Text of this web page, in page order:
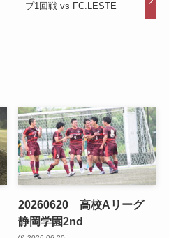
プ1回戦 vs FC.LESTE
20260620 高校Aリーグ
静岡学園2nd